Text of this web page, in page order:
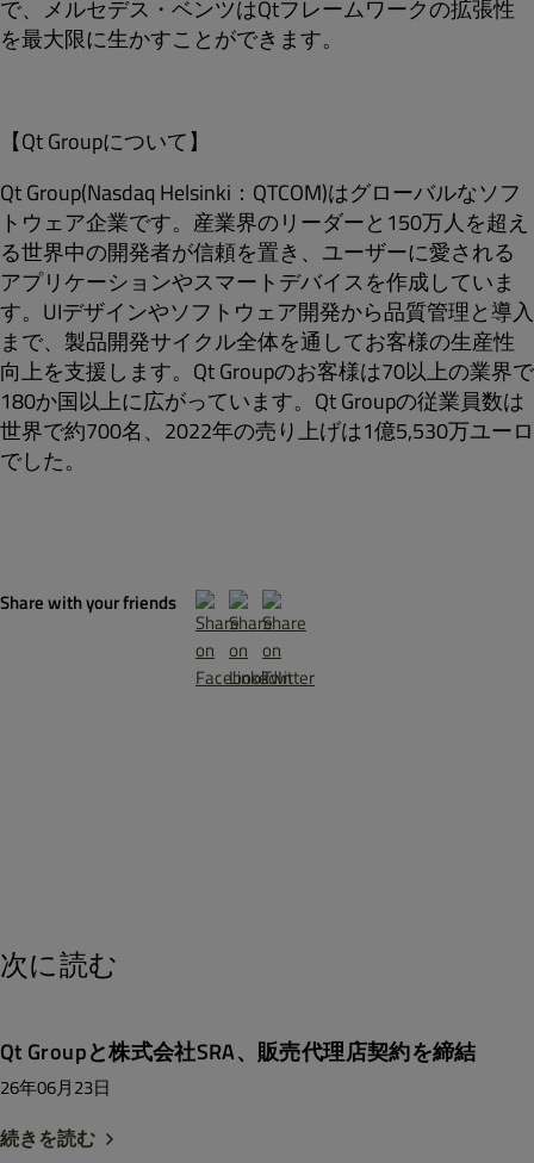
で、 メルセデス・ベンツはQtフレームワークの拡張性
を最大限に生かすことができます。
【Qt Groupについて】
Qt Group(Nasdaq Helsinki：QTCOM)はグローバルなソフ
トウェア企業です。産業界のリーダーと150万人を超え
る世界中の開発者が信頼を置き、ユーザーに愛される
アプリケーションやスマートデバイスを作成していま
す。UIデザインやソフトウェア開発から品質管理と導入
まで、製品開発サイクル全体を通してお客様の生産性
向上を支援します。Qt Groupのお客様は70以上の業界で
180か国以上に広がっています。Qt Groupの従業員数は
世界で約700名、2022年の売り上げは1億5,530万ユーロ
でした。
Share with your friends
次に読む
Qt Groupと株式会社SRA、販売代理店契約を締結
26年06月23日
続きを読む